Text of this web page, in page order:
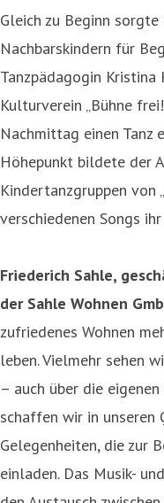
Gleich zu Beginn
Nachbarskindern für
Tanzpädagogin
Kulturverein „Bühne
Nachmittag einen Tanz
Höhepunkt bildete der
Kindertanzgruppen von
verschiedenen Songs
Friederich Sahle,
der Sahle Wohnen
zufriedenes Wohnen
leben. Vielmehr sehen
– auch über die
schaffen wir in
Gelegenheiten, die zur
einladen. Das Musik-